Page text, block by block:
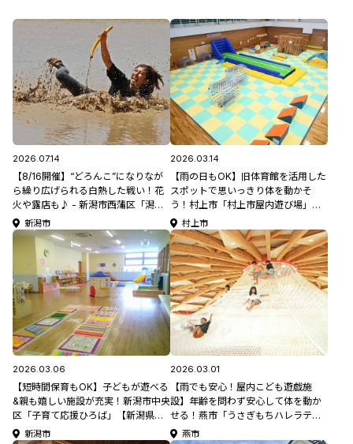
2026.07.14
【8/16開催】“どろんこ”になりなが
ら繰り広げられる白熱した戦い！花
火や露店も♪ - 新潟市西蒲区「潟東
おまつり広場 どろんこカップ」【新
潟県の夏祭り特集2026】
新潟市
2026.03.14
【雨の日もOK】旧体育館を活用した
スポットで思いっきり体を動かそ
う！村上市「村上市屋内遊び場」
【新潟県のこどもが楽しめる遊び
場・おでかけスポット特集】
村上市
2026.03.06
【短時間保育もOK】子どもが遊べる
&親も嬉しい施設が充実！新潟市中央
区「子育て応援ひろば」【新潟県の
こどもが楽しめる遊び場・おでかけ
新潟市
2026.03.01
【雨でも安心！屋内こども遊戯施
設】年齢を問わず安心して体を動か
せる！燕市「うさぎもちハレラテつ
ばめ」【新潟県のこどもが楽しめる
燕市